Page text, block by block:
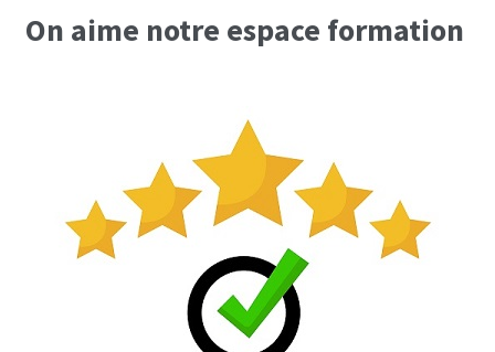
On aime notre espace formation